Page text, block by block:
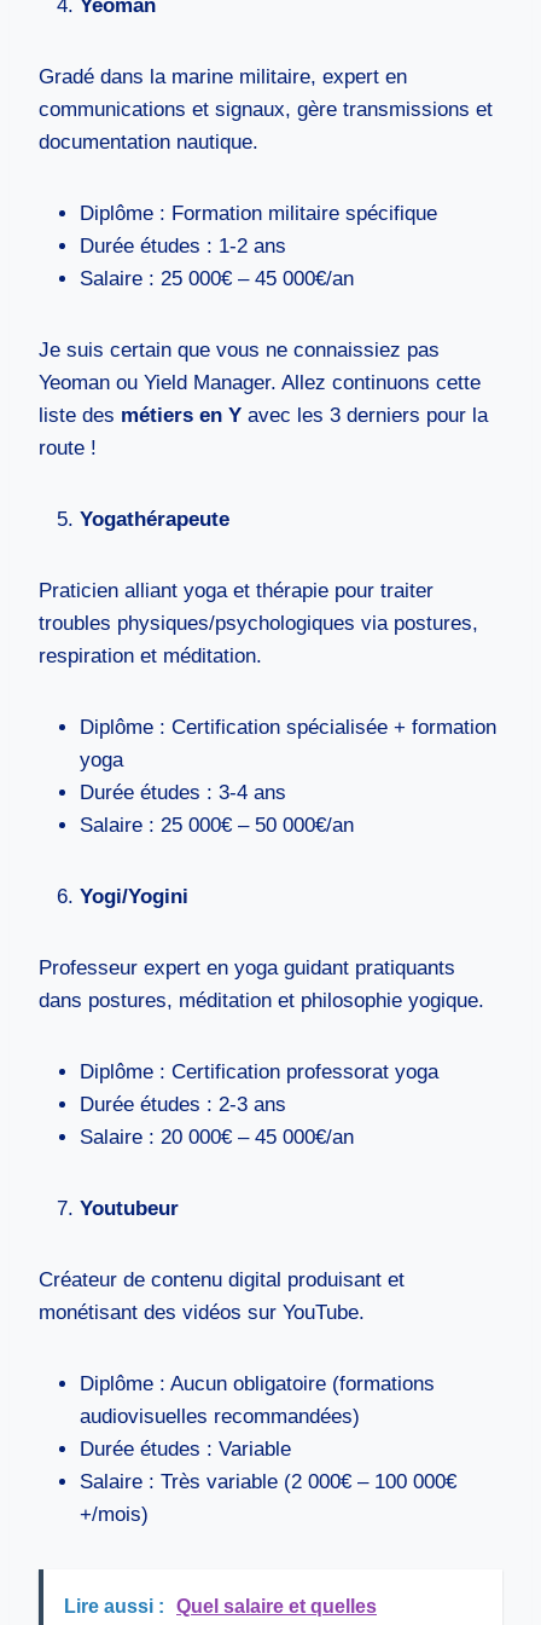
Yeoman
Gradé dans la marine militaire, expert en
communications et signaux, gère transmissions et
documentation nautique.
Diplôme : Formation militaire spécifique
Durée études : 1-2 ans
Salaire : 25 000€ – 45 000€/an
Je suis certain que vous ne connaissiez pas
Yeoman ou Yield Manager. Allez continuons cette
liste des métiers en Y avec les 3 derniers pour la
route !
Yogathérapeute
Praticien alliant yoga et thérapie pour traiter
troubles physiques/psychologiques via postures,
respiration et méditation.
Diplôme : Certification spécialisée + formation
yoga
Durée études : 3-4 ans
Salaire : 25 000€ – 50 000€/an
Yogi/Yogini
Professeur expert en yoga guidant pratiquants
dans postures, méditation et philosophie yogique.
Diplôme : Certification professorat yoga
Durée études : 2-3 ans
Salaire : 20 000€ – 45 000€/an
Youtubeur
Créateur de contenu digital produisant et
monétisant des vidéos sur YouTube.
Diplôme : Aucun obligatoire (formations
audiovisuelles recommandées)
Durée études : Variable
Salaire : Très variable (2 000€ – 100 000€
+/mois)
Lire aussi : Quel salaire et quelles